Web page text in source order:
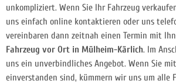
unkompliziert. Wenn Sie Ihr Fahrzeug
uns einfach online kontaktieren oder uns
vereinbaren dann zeitnah einen Termin mit
Fahrzeug vor Ort in Mülheim-Kärlich. Im
uns ein unverbindliches Angebot. Wenn Sie
einverstanden sind, kümmern wir uns um alle